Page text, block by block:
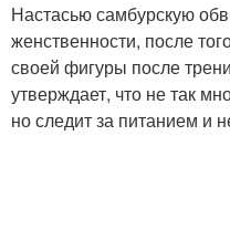
Настасью самбурскую
женственности, после
своей фигуры после
утверждает, что не так
но следит за питанием и